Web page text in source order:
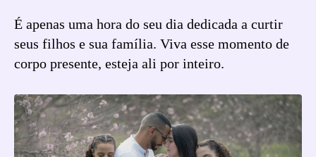
É apenas uma hora do seu dia dedicada a curtir
seus filhos e sua família. Viva esse momento de
corpo presente, esteja ali por inteiro.